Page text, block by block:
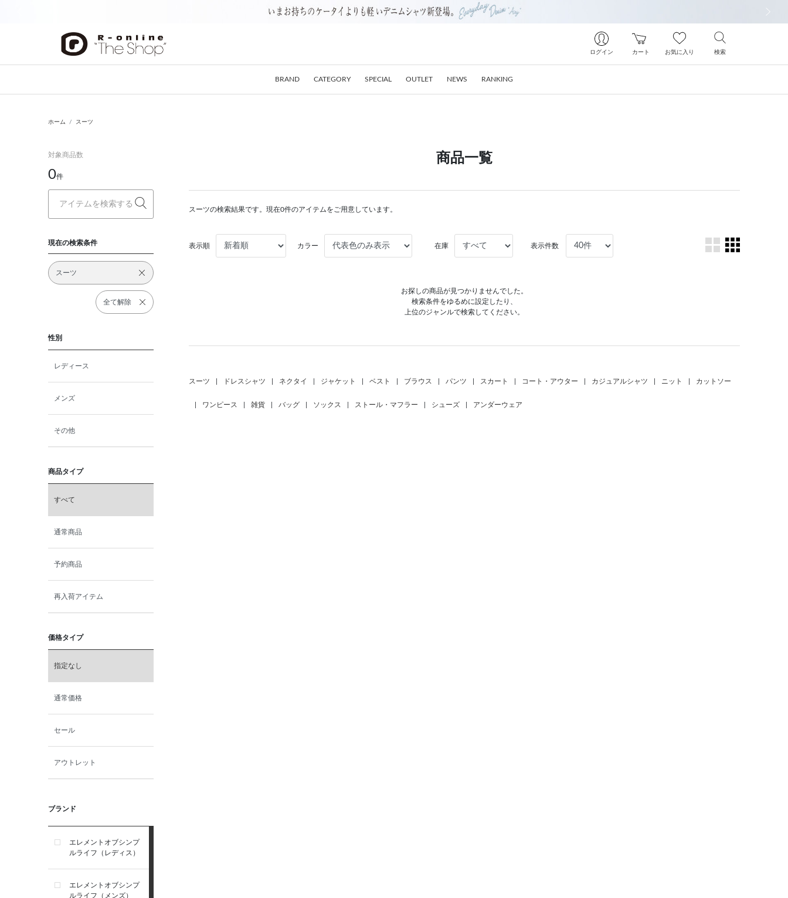
ログイン カート お気に入り 検索
BRAND CATEGORY SPECIAL OUTLET NEWS RANKING
ホーム スーツ
対象商品数
0件
現在の検索条件
スーツ
全て解除
性別
レディース
メンズ
その他
商品タイプ
すべて
通常商品
予約商品
再入荷アイテム
価格タイプ
指定なし
通常価格
セール
アウトレット
ブランド
エレメントオブシンプ
ルライフ（レディス）
エレメントオブシンプ
ルライフ（メンズ）
商品一覧
スーツの検索結果です。現在0件のアイテムをご用意しています。
表示順 カラー 在庫 表示件数
お探しの商品が見つかりませんでした。
検索条件をゆるめに設定したり、
上位のジャンルで検索してください。
スーツ ドレスシャツ ネクタイ ジャケット ベスト ブラウス パンツ スカート コート・アウター カジュアルシャツ ニット カットソー
ワンピース 雑貨 バッグ ソックス ストール・マフラー シューズ アンダーウェア